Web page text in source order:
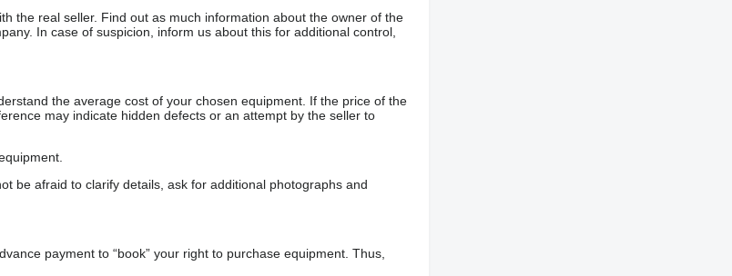
the real seller. Find out as much information about the owner of the
In case of suspicion, inform us about this for additional control,
the average cost of your chosen equipment. If the price of the
may indicate hidden defects or an attempt by the seller to
be afraid to clarify details, ask for additional photographs and
payment to “book” your right to purchase equipment. Thus,